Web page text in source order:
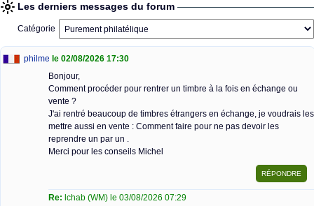
Les derniers messages du forum
Catégorie
philme le 02/08/2026 17:30
Bonjour,
Comment procéder pour rentrer un timbre à la fois en échange ou
vente ?
J'ai rentré beaucoup de timbres étrangers en échange, je voudrais les
mettre aussi en vente : Comment faire pour ne pas devoir les
reprendre un par un .
Merci pour les conseils Michel
Re: lchab (WM) le 03/08/2026 07:29